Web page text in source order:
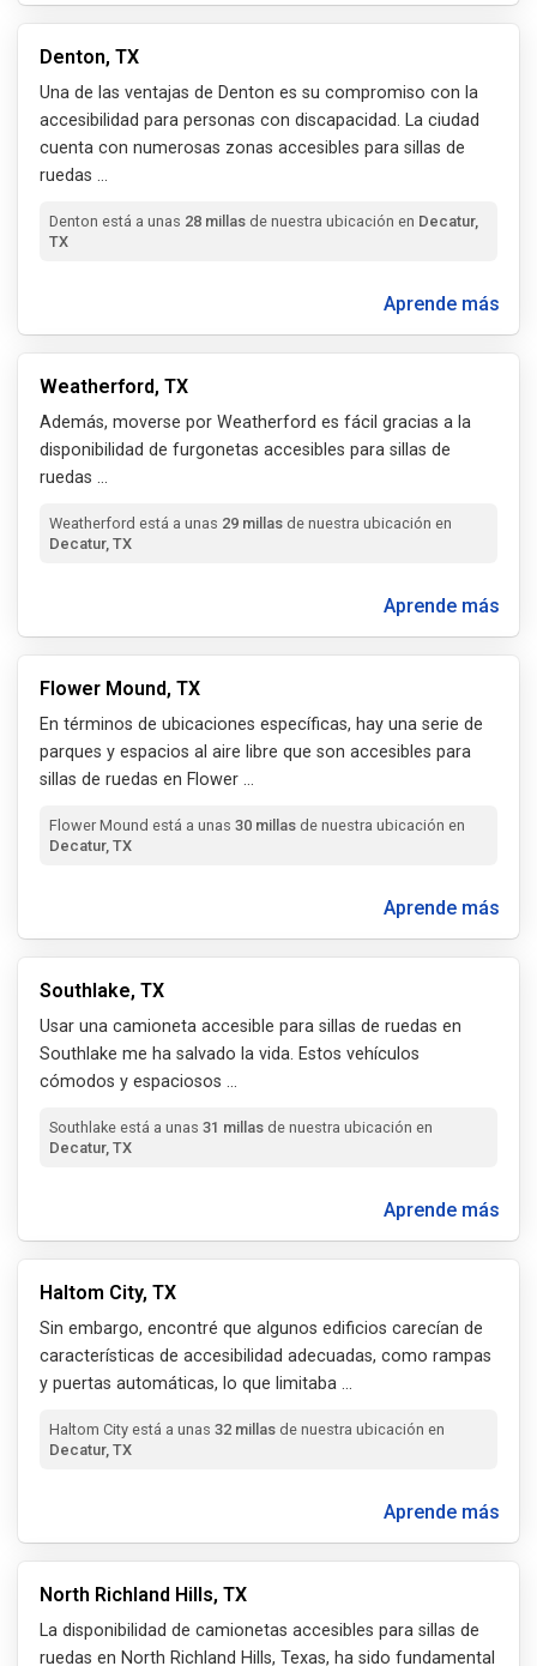
Denton, TX
Una de las ventajas de Denton es su compromiso con la
accesibilidad para personas con discapacidad. La ciudad
cuenta con numerosas zonas accesibles para sillas de
ruedas ...
Denton está a unas 28 millas de nuestra ubicación en Decatur,
TX
Aprende más
Weatherford, TX
Además, moverse por Weatherford es fácil gracias a la
disponibilidad de furgonetas accesibles para sillas de
ruedas ...
Weatherford está a unas 29 millas de nuestra ubicación en
Decatur, TX
Aprende más
Flower Mound, TX
En términos de ubicaciones específicas, hay una serie de
parques y espacios al aire libre que son accesibles para
sillas de ruedas en Flower ...
Flower Mound está a unas 30 millas de nuestra ubicación en
Decatur, TX
Aprende más
Southlake, TX
Usar una camioneta accesible para sillas de ruedas en
Southlake me ha salvado la vida. Estos vehículos
cómodos y espaciosos ...
Southlake está a unas 31 millas de nuestra ubicación en
Decatur, TX
Aprende más
Haltom City, TX
Sin embargo, encontré que algunos edificios carecían de
características de accesibilidad adecuadas, como rampas
y puertas automáticas, lo que limitaba ...
Haltom City está a unas 32 millas de nuestra ubicación en
Decatur, TX
Aprende más
North Richland Hills, TX
La disponibilidad de camionetas accesibles para sillas de
ruedas en North Richland Hills, Texas, ha sido fundamental